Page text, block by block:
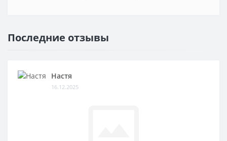
Последние отзывы
Настя
16.12.2025